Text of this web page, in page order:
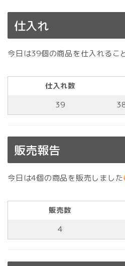
仕入れ
今日は39個の商品を仕入れるこ
仕入れ数
39
販売報告
今日は4個の商品を販売しました
販売数
4